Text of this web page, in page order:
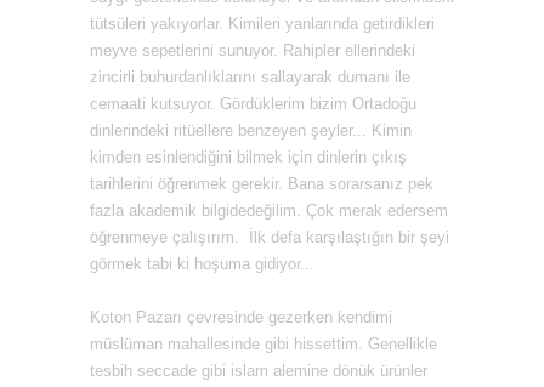
tütsüleri yakıyorlar. Kimileri yanlarında getirdikleri
meyve sepetlerini sunuyor. Rahipler ellerindeki
zincirli buhurdanlıklarını sallayarak dumanı ile
cemaati kutsuyor. Gördüklerim bizim Ortadoğu
dinlerindeki ritüellere benzeyen şeyler... Kimin
kimden esinlendiğini bilmek için dinlerin çıkış
tarihlerini öğrenmek gerekir. Bana sorarsanız pek
fazla akademik bilgidedeğilim. Çok merak edersem
öğrenmeye çalışırım. İlk defa karşılaştığın bir şeyi
görmek tabi ki hoşuma gidiyor...
Koton Pazarı çevresinde gezerken kendimi
müslüman mahallesinde gibi hissettim. Genellikle
tesbih seccade gibi islam alemine dönük ürünler